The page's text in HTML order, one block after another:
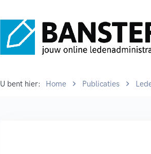
U bent hier: Home Publicaties